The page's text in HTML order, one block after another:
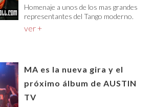
Homenaje a unos de los mas grandes
representantes del Tango moderno.
ver +
MA es la nueva gira y el
próximo álbum de AUSTIN
TV